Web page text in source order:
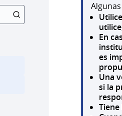
En
es
Una
si la